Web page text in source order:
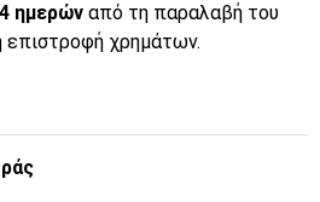
ημερών από τη παραλαβή του
επιστροφή χρημάτων.